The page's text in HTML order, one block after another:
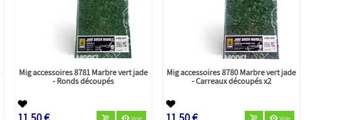
Mig accessoires 8781 Marbre vert jade
- Ronds découpés
Mig accessoires 8780 Marbre vert jade
- Carreaux découpés x2